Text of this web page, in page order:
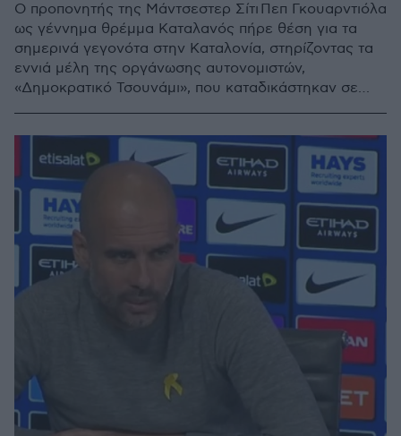
Ο προπονητής της Μάντσεστερ Σίτι Πεπ Γκουαρντιόλα
ως γέννημα θρέμμα Καταλανός πήρε θέση για τα
σημερινά γεγονότα στην Καταλονία, στηρίζοντας τα
εννιά μέλη της οργάνωσης αυτονομιστών,
«Δημοκρατικό Τσουνάμι», που καταδικάστηκαν σε